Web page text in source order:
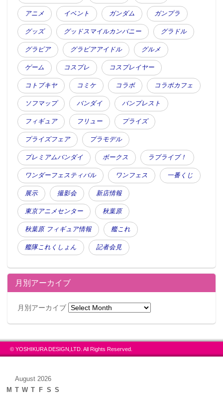
アニメ イベント ガンダム ガンプラ
グッズ グッドスマイルカンパニー グラドル
グラビア グラビアアイドル グルメ
ゲーム コスプレ コスプレイヤー
コトブキヤ コミケ コラボ コラボカフェ
ソフマップ バンダイ バンプレスト
フィギュア フリュー プライズ
プライズフェア プラモデル
プレミアムバンダイ ボークス ラブライブ！
ワンダーフェスティバル ワンフェス 一番くじ
展示 撮影会 新店情報
東京アニメセンター 秋葉原
秋葉原 フィギュア情報 艦これ
艦隊これくしょん 記者会見
月別アーカイブ
月別アーカイブ
© YOSHIKURA DESIGN,LTD. All Rights Reserved.
August 2026
M T W T F S S